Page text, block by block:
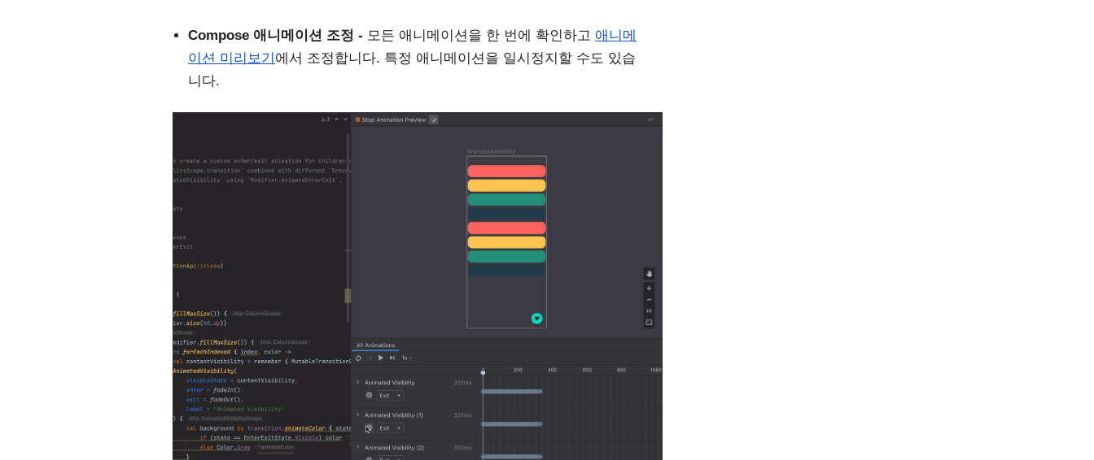
Compose 애니메이션 조정 - 모든 애니메이션을 한 번에 확인하고 애니메
이션 미리보기 에서 조정합니다. 특정 애니메이션을 일시정지할 수도 있습
니다.